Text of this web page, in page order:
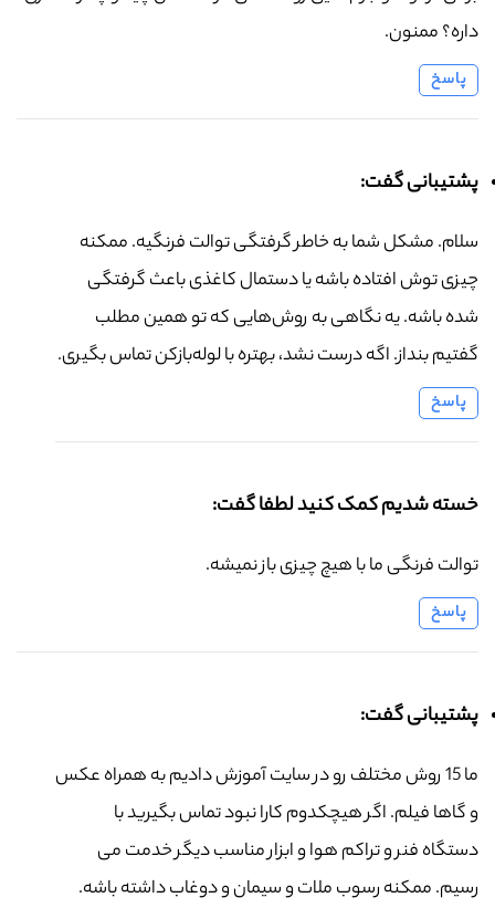
داره؟ ممنون.
پاسخ
پشتیبانی گفت:
سلام. مشکل شما به خاطر گرفتگی توالت فرنگیه. ممکنه
چیزی توش افتاده باشه یا دستمال کاغذی باعث گرفتگی
شده باشه. یه نگاهی به روش‌هایی که تو همین مطلب
گفتیم بنداز. اگه درست نشد، بهتره با لوله‌بازکن تماس بگیری.
پاسخ
خسته شدیم کمک کنید لطفا گفت:
توالت فرنگی ما با هیچ چیزی باز نمیشه.
پاسخ
پشتیبانی گفت:
ما 15 روش مختلف رو در سایت آموزش دادیم به همراه عکس
و گاها فیلم. اگر هیچکدوم کارا نبود تماس بگیرید با
دستگاه فنر و تراکم هوا و ابزار مناسب دیگر خدمت می
رسیم. ممکنه رسوب ملات و سیمان و دوغاب داشته باشه.